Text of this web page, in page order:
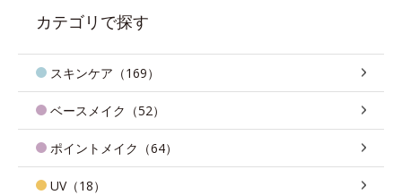
カテゴリで探す
スキンケア（169）
ベースメイク（52）
ポイントメイク（64）
UV（18）